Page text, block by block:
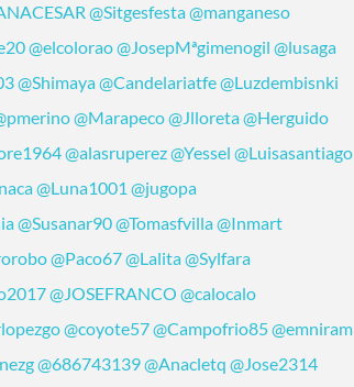
@Sitgesfesta@manganeso
@elcolorao@JosepMªgimenogil @lusaga
@Shimaya@Candelariatfe@Luzdembisnki
@Marapeco@Jlloreta@Herguido
@alasruperez@Yessel @Luisasantiago
@Luna1001 @jugopa
@Susanar90@Tomasfvilla@Inmart
@Paco67@Lalita@Sylfara
@JOSEFRANCO @calocalo
@coyote57@Campofrio85@emniram
@686743139@Anacletq @Jose2314